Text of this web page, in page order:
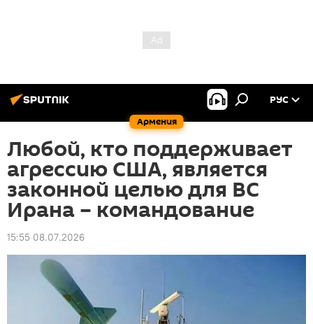
Армения
РУС
Любой, кто поддерживает
агрессию США, является
законной целью для ВС
Ирана – командование
15:55 08.07.2026